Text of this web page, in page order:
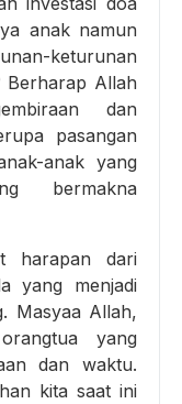
anak namun
keturunan
Berharap Allah
dan
pasangan
anak yang
bermakna
harapan dari
yang menjadi
Masyaa Allah,
yang
dan waktu.
kita saat ini